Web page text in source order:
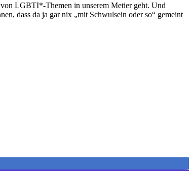
LGBTI*-Themen in unserem Metier geht. Und
dass da ja gar nix „mit Schwulsein oder so“ gemeint